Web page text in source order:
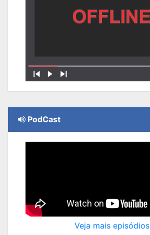
PodCast
Veja mais episódios